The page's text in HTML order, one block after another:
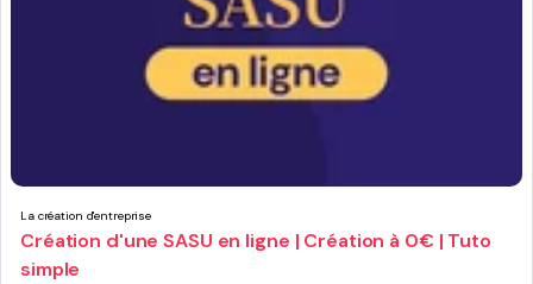
La création d'entreprise
Création d'une SASU en ligne | Création à 0€ | Tuto
simple